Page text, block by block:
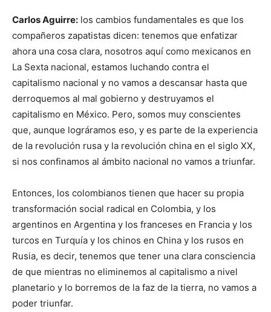
Carlos Aguirre: los cambios fundamentales es que los
compañeros zapatistas dicen: tenemos que enfatizar
ahora una cosa clara, nosotros aquí como mexicanos en
La Sexta nacional, estamos luchando contra el
capitalismo nacional y no vamos a descansar hasta que
derroquemos al mal gobierno y destruyamos el
capitalismo en México. Pero, somos muy conscientes
que, aunque lográramos eso, y es parte de la experiencia
de la revolución rusa y la revolución china en el siglo XX,
si nos confinamos al ámbito nacional no vamos a triunfar.
Entonces, los colombianos tienen que hacer su propia
transformación social radical en Colombia, y los
argentinos en Argentina y los franceses en Francia y los
turcos en Turquía y los chinos en China y los rusos en
Rusia, es decir, tenemos que tener una clara consciencia
de que mientras no eliminemos al capitalismo a nivel
planetario y lo borremos de la faz de la tierra, no vamos a
poder triunfar.